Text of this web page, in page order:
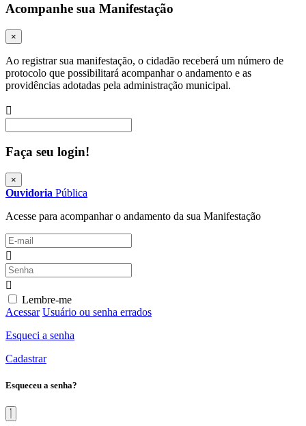
Acompanhe sua Manifestação
×
Ao registrar sua manifestação, o cidadão receberá um número de
protocolo que possibilitará acompanhar o andamento e as
providências adotadas pela administração municipal.
Faça seu login!
×
Ouvidoria Pública
Acesse para acompanhar o andamento da sua Manifestação
Lembre-me
Acessar Usuário ou senha errados
Esqueci a senha
Cadastrar
Esqueceu a senha?